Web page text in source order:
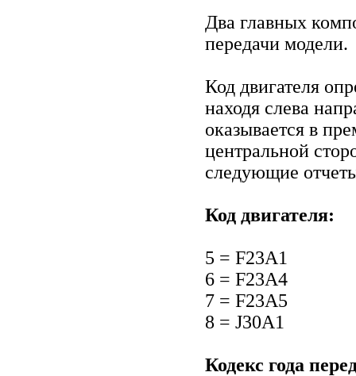
Два главных
передачи модели.
Код двигателя
находя слева
оказывается в
центральной
следующие
Код двигателя:
5 = F23А1
6 = F23А4
7 = F23А5
8 = J30А1
Кодекс года